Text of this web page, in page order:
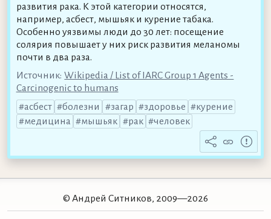
развития рака. К этой категории относятся,
например, асбест, мышьяк и курение табака.
Особенно уязвимы люди до 30 лет: посещение
солярия повышает у них риск развития меланомы
почти в два раза.
Источник: Wikipedia / List of IARC Group 1 Agents -
Carcinogenic to humans
асбест
болезни загар здоровье
курение
медицина
мышьяк рак человек
© Андрей Ситников, 2009—2026